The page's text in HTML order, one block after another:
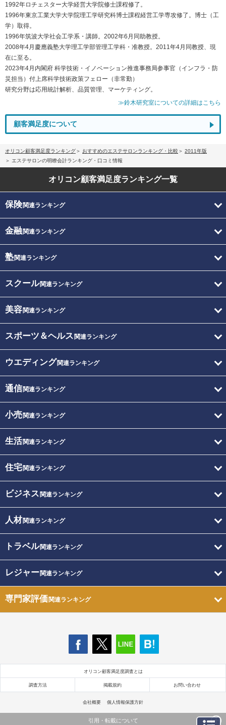
1992年ロチェスター大学経営大学院修士課程修了。
1996年東京工業大学大学院理工学研究科博士課程経営工学専攻修了。博士（工
学）取得。
1996年筑波大学社会工学系・講師。2002年6月同助教授。
2008年4月慶應義塾大学理工学部管理工学科・准教授。2011年4月同教授、現
在に至る。
2023年4月内閣府 科学技術・イノベーション推進事務局参事官（インフラ・防
災担当）付上席科学技術政策フェロー（非常勤）
研究分野は応用統計解析、品質管理、マーケティング。
≫鈴木研究室についての詳細はこちら
顧客満足度について
オリコン顧客満足度ランキング おすすめのエステサロンランキング・比較
2011年版
エステサロンの明瞭会計ランキング・口コミ情報
オリコン顧客満足度ランキング一覧
保険関連ランキング
金融関連ランキング
塾関連ランキング
スクール関連ランキング
美容関連ランキング
スポーツ＆ヘルス 関連ランキング
ウエディング関連ランキング
通信関連ランキング
小売関連ランキング
生活関連ランキング
住宅関連ランキング
ビジネス 関連ランキング
人材関連ランキング
トラベル関連ランキング
レジャー関連ランキング
専門家評価関連ランキング
オリコン顧客満足度調査とは
調査方法 掲載規約 お問い合わせ
会社概要 個人情報保護方針
引用・転載について